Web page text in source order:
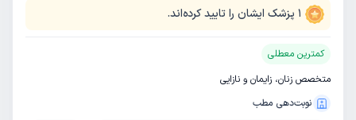
1 پزشک ایشان را تایید کرده‌اند.
کمترین معطلی
متخصص زنان، زایمان و نازایی
نوبت‌دهی مطب